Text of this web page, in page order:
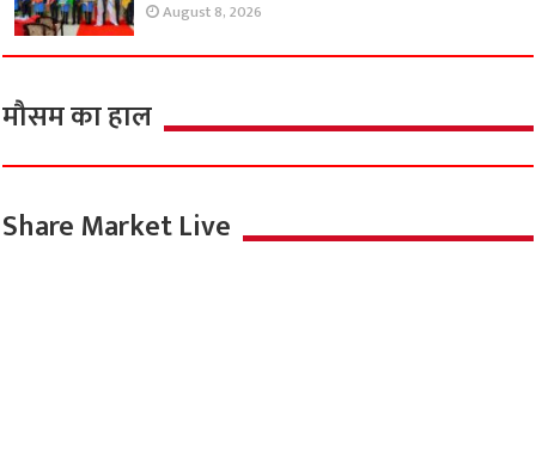
August 8, 2026
मौसम का हाल
Share Market Live